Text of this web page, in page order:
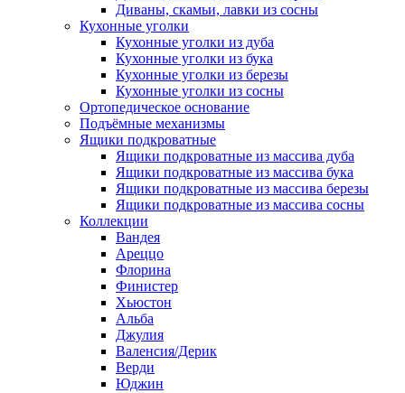
Диваны, скамьи, лавки из сосны
Кухонные уголки
Кухонные уголки из дуба
Кухонные уголки из бука
Кухонные уголки из березы
Кухонные уголки из сосны
Ортопедическое основание
Подъёмные механизмы
Ящики подкроватные
Ящики подкроватные из массива дуба
Ящики подкроватные из массива бука
Ящики подкроватные из массива березы
Ящики подкроватные из массива сосны
Коллекции
Вандея
Ареццо
Флорина
Финистер
Хьюстон
Альба
Джулия
Валенсия/Дерик
Верди
Юджин